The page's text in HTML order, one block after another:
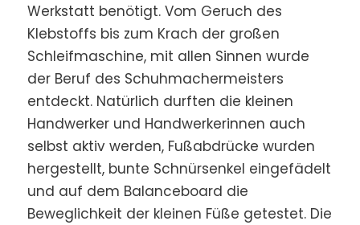
Werkstatt benötigt. Vom Geruch des
Klebstoffs bis zum Krach der großen
Schleifmaschine, mit allen Sinnen wurde
der Beruf des Schuhmachermeisters
entdeckt. Natürlich durften die kleinen
Handwerker und Handwerkerinnen auch
selbst aktiv werden, Fußabdrücke wurden
hergestellt, bunte Schnürsenkel eingefädelt
und auf dem Balanceboard die
Beweglichkeit der kleinen Füße getestet. Die